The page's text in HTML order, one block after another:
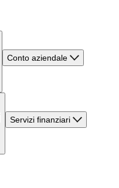
Conto aziendale
Servizi finanziari